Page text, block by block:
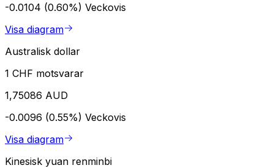
-0.0104 (0.60%) Veckovis
Visa diagram
Australisk dollar
1 CHF motsvarar
1,75086 AUD
-0.0096 (0.55%) Veckovis
Visa diagram
Kinesisk yuan renminbi